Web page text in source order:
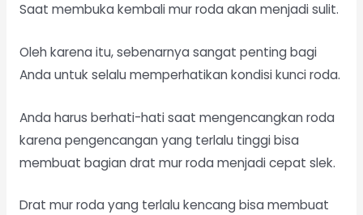
Saat membuka kembali mur roda akan menjadi sulit.
Oleh karena itu, sebenarnya sangat penting bagi
Anda untuk selalu memperhatikan kondisi kunci roda.
Anda harus berhati-hati saat mengencangkan roda
karena pengencangan yang terlalu tinggi bisa
membuat bagian drat mur roda menjadi cepat slek.
Drat mur roda yang terlalu kencang bisa membuat